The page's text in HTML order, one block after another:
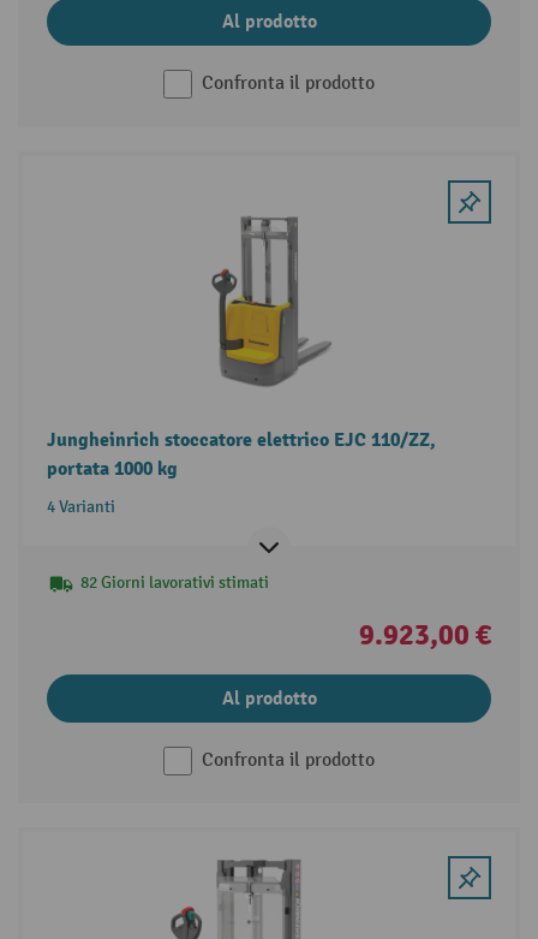
Al prodotto
Confronta il prodotto
Jungheinrich stoccatore elettrico EJC 110/ZZ,
portata 1000 kg
4 Varianti
82 Giorni lavorativi stimati
9.923,00 €
Al prodotto
Confronta il prodotto